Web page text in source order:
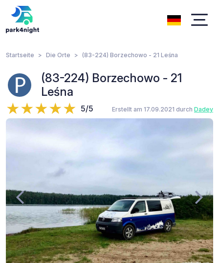
Startseite Die Orte (83-224) Borzechowo - 21 Leśna
(83-224) Borzechowo - 21
Leśna
5/5 Erstellt am 17.09.2021 durch Dadey